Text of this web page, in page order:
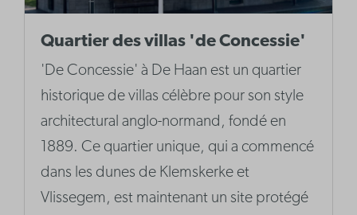
Quartier des villas 'de Concessie'
'De Concessie' à De Haan est un quartier
historique de villas célèbre pour son style
architectural anglo-normand, fondé en
1889. Ce quartier unique, qui a commencé
dans les dunes de Klemskerke et
Vlissegem, est maintenant un site protégé